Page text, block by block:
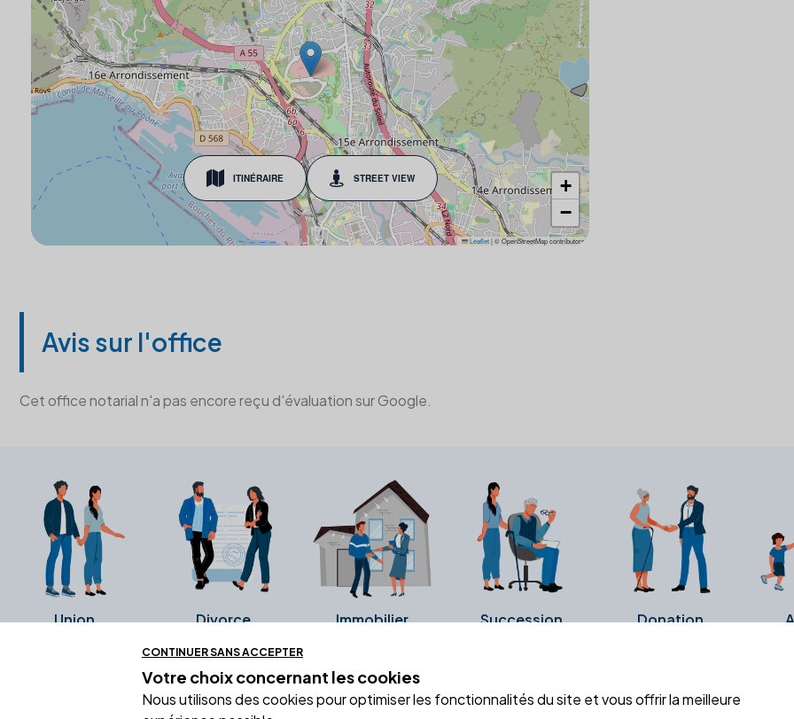
ITINÉRAIRE STREET VIEW
+
−
Leaflet |© OpenStreetMap contributors
Avis sur l'office
Cet office notarial n'a pas encore reçu d'évaluation sur Google.
Union Divorce Immobilier Succession Donation
Ces avis proviennent directement de la fiche Google Business de l'office notarial. Ils n'ont ni
CONTINUER SANS ACCEPTER
Votre choix concernant les cookies
Nous utilisons des cookies pour optimiser les fonctionnalités du site et vous offrir la meilleure